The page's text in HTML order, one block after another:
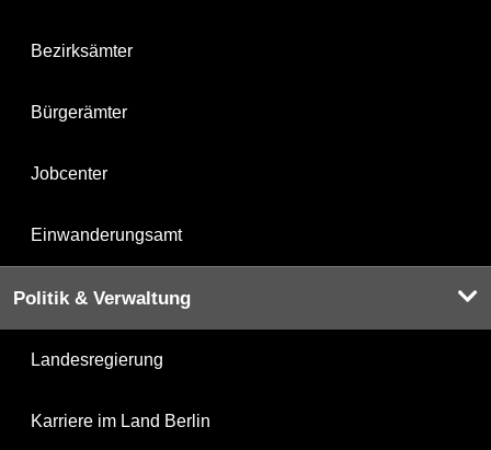
Bezirksämter
Bürgerämter
Jobcenter
Einwanderungsamt
Politik & Verwaltung
Landesregierung
Karriere im Land Berlin